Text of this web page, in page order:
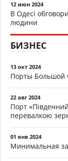
12 июн 2024
В Одесі
людини
БИЗНЕС
13 окт 2024
Порты Большой
22 авг 2024
Порт
перевалкою
01 янв 2024
Минимальная